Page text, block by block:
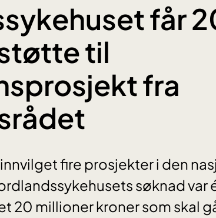
får
til
fra
fire prosjekter i den
søknad var
20 millioner kroner som skal